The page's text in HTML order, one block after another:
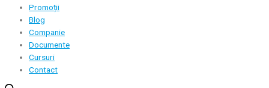
Promoții
Blog
Companie
Documente
Cursuri
Contact